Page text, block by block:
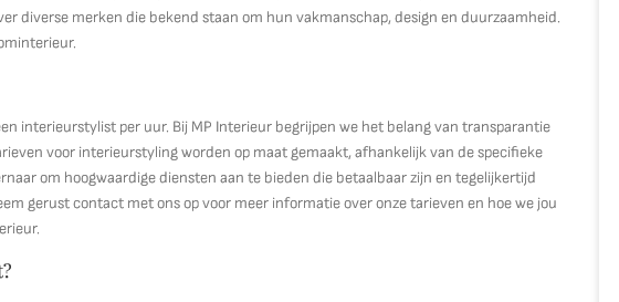
diverse merken die bekend staan om hun vakmanschap, design en duurzaamheid.
interieurstylist per uur. Bij MP Interieur begrijpen we het belang van transparantie
voor interieurstyling worden op maat gemaakt, afhankelijk van de specifieke
om hoogwaardige diensten aan te bieden die betaalbaar zijn en tegelijkertijd
gerust contact met ons op voor meer informatie over onze tarieven en hoe we jou